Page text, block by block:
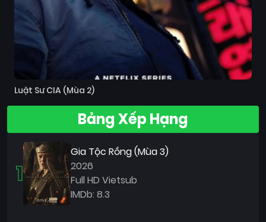
Luật Sư CIA (Mùa 2)
Bảng Xếp Hạng
1
Gia Tộc Rồng (Mùa 3)
2026
Full HD Vietsub
IMDb: 8.3